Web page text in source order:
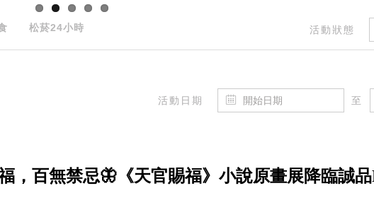
活動狀態
松菸24小時
活動日期 至
，百無禁忌🦋《天官賜福》小說原畫展降臨誠品